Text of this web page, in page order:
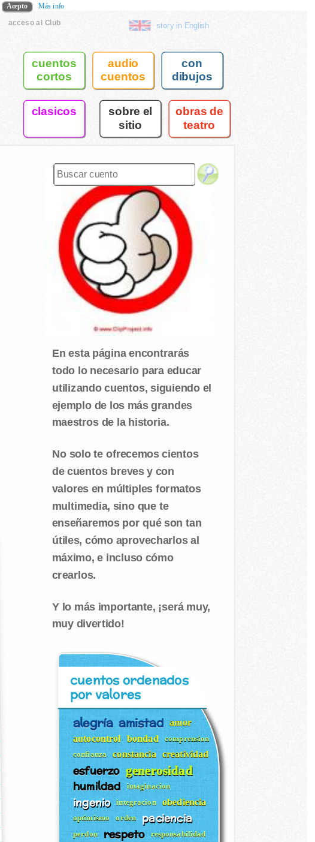
acceso al Club story in English
cuentos
cortos
audio
cuentos
con
dibujos
clasicos
sobre el
sitio
obras de
teatro
En esta página encontrarás
todo lo necesario para educar
utilizando cuentos, siguiendo el
ejemplo de los más grandes
maestros de la historia.
No solo te ofrecemos cientos
de cuentos breves y con
valores en múltiples formatos
multimedia, sino que te
enseñaremos por qué son tan
útiles, cómo aprovecharlos al
máximo, e incluso cómo
crearlos.
Y lo más importante, ¡será muy,
muy divertido!
cuentos ordenados
por valores
alegría amistad amor
autocontrol bondad comprension
confianza constancia creatividad
esfuerzo generosidad
humildad imaginacion
ingenio integracion obediencia
optimismo orden paciencia
perdon respeto responsabilidad
Acepto Más info